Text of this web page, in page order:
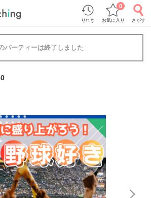
りれき お気に入り
0
さがす
パーティーは終了しました